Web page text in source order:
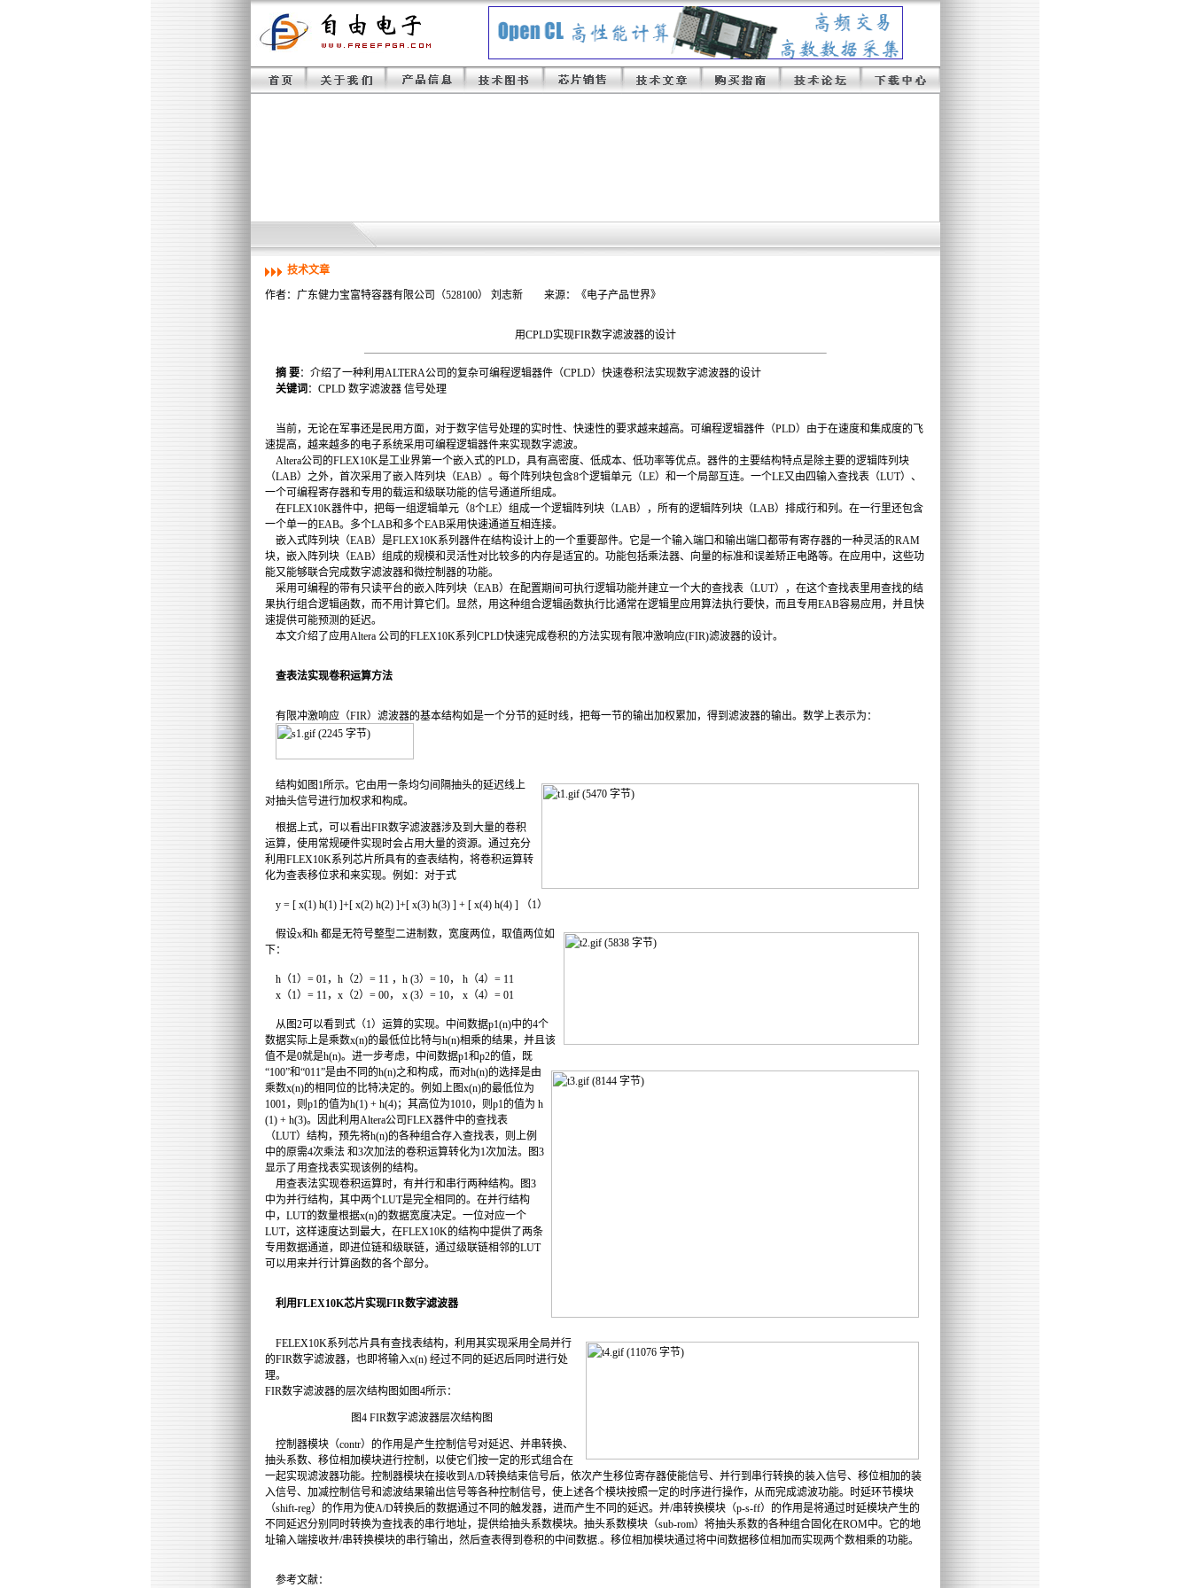
技术文章
作者：广东健力宝富特容器有限公司（528100） 刘志新 来源：《电子产品世界》
用CPLD实现FIR数字滤波器的设计
摘 要：介绍了一种利用ALTERA公司的复杂可编程逻辑器件（CPLD）快速卷积法实现数字滤波器的设计
关键词 ：CPLD 数字滤波器 信号处理
当前，无论在军事还是民用方面，对于数字信号处理的实时性、快速性的要求越来越高。可编程逻辑器件（PLD）由于在速度和集成度的飞
速提高，越来越多的电子系统采用可编程逻辑器件来实现数字滤波。
Altera公司的FLEX10K是工业界第一个嵌入式的PLD，具有高密度、低成本、低功率等优点。器件的主要结构特点是除主要的逻辑阵列块
（LAB）之外，首次采用了嵌入阵列块（EAB）。每个阵列块包含8个逻辑单元（LE）和一个局部互连。一个LE又由四输入查找表（LUT）、
一个可编程寄存器和专用的载运和级联功能的信号通道所组成。
在FLEX10K器件中，把每一组逻辑单元（8个LE）组成一个逻辑阵列块（LAB），所有的逻辑阵列块（LAB）排成行和列。在一行里还包含
一个单一的EAB。多个LAB和多个EAB采用快速通道互相连接。
嵌入式阵列块（EAB）是FLEX10K系列器件在结构设计上的一个重要部件。它是一个输入端口和输出端口都带有寄存器的一种灵活的RAM
块，嵌入阵列块（EAB）组成的规模和灵活性对比较多的内存是适宜的。功能包括乘法器、向量的标准和误差矫正电路等。在应用中，这些功
能又能够联合完成数字滤波器和微控制器的功能。
采用可编程的带有只读平台的嵌入阵列块（EAB）在配置期间可执行逻辑功能并建立一个大的查找表（LUT），在这个查找表里用查找的结
果执行组合逻辑函数，而不用计算它们。显然，用这种组合逻辑函数执行比通常在逻辑里应用算法执行要快，而且专用EAB容易应用，并且快
速提供可能预测的延迟。
本文介绍了应用Altera 公司的FLEX10K系列CPLD快速完成卷积的方法实现有限冲激响应(FIR)滤波器的设计。
查表法实现卷积运算方法
有限冲激响应（FIR）滤波器的基本结构如是一个分节的延时线，把每一节的输出加权累加，得到滤波器的输出。数学上表示为：
结构如图1所示。它由用一条均匀间隔抽头的延迟线上
对抽头信号进行加权求和构成。
根据上式，可以看出FIR数字滤波器涉及到大量的卷积
运算，使用常规硬件实现时会占用大量的资源。通过充分
利用FLEX10K系列芯片所具有的查表结构，将卷积运算转
化为查表移位求和来实现。例如：对于式
y = [ x(1) h(1) ]+[ x(2) h(2) ]+[ x(3) h(3) ] + [ x(4) h(4) ] （1）
假设x和h 都是无符号整型二进制数，宽度两位，取值两位如
下：
h（1）= 01，h（2）= 11 ，h (3）= 10， h（4）= 11
x（1）= 11，x（2）= 00， x (3）= 10， x（4）= 01
从图2可以看到式（1）运算的实现。中间数据p1(n)中的4个
数据实际上是乘数x(n)的最低位比特与h(n)相乘的结果，并且该
值不是0就是h(n)。进一步考虑，中间数据p1和p2的值，既
“100”和“011”是由不同的h(n)之和构成，而对h(n)的选择是由
乘数x(n)的相同位的比特决定的。例如上图x(n)的最低位为
1001，则p1的值为h(1) + h(4)；其高位为1010，则p1的值为 h
(1) + h(3)。因此利用Altera公司FLEX器件中的查找表
（LUT）结构，预先将h(n)的各种组合存入查找表，则上例
中的原需4次乘法 和3次加法的卷积运算转化为1次加法。图3
显示了用查找表实现该例的结构。
用查表法实现卷积运算时，有并行和串行两种结构。图3
中为并行结构，其中两个LUT是完全相同的。在并行结构
中，LUT的数量根据x(n)的数据宽度决定。一位对应一个
LUT，这样速度达到最大，在FLEX10K的结构中提供了两条
专用数据通道，即进位链和级联链，通过级联链相邻的LUT
可以用来并行计算函数的各个部分。
利用FLEX10K芯片实现FIR数字滤波器
FELEX10K系列芯片具有查找表结构，利用其实现采用全局并行
的FIR数字滤波器，也即将输入x(n) 经过不同的延迟后同时进行处
理。
FIR数字滤波器的层次结构图如图4所示：
图4 FIR数字滤波器层次结构图
控制器模块（contr）的作用是产生控制信号对延迟、并串转换、
抽头系数、移位相加模块进行控制，以使它们按一定的形式组合在
一起实现滤波器功能。控制器模块在接收到A/D转换结束信号后，依次产生移位寄存器使能信号、并行到串行转换的装入信号、移位相加的装
入信号、加减控制信号和滤波结果输出信号等各种控制信号，使上述各个模块按照一定的时序进行操作，从而完成滤波功能。时延环节模块
（shift-reg）的作用为使A/D转换后的数据通过不同的触发器，进而产生不同的延迟。并/串转换模块（p-s-ff）的作用是将通过时延模块产生的
不同延迟分别同时转换为查找表的串行地址，提供给抽头系数模块。抽头系数模块（sub-rom）将抽头系数的各种组合固化在ROM中。它的地
址输入端接收并/串转换模块的串行输出，然后查表得到卷积的中间数据.。移位相加模块通过将中间数据移位相加而实现两个数相乘的功能。
参考文献：